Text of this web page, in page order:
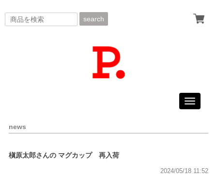
search
Toggle
news
槇原太郎さんの マグカップ 再入荷
2024/05/18 11:52